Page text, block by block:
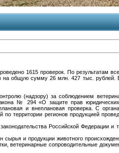
1615 проверок. По результатам
на общую сумму 26 млн. 427 тыс. рублей.
(надзору) за соблюдением
№ 294 «О защите прав
и внеплановая проверка. С
территории регионов продукцией
Российской Федерации и
сырья и продукции животного
ветеринарные сопроводительные